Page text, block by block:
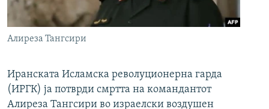
Алиреза Тангсири
Иранската Исламска револуционерна гарда
(ИРГК) ја потврди смртта на командантот
Алиреза Тангсири во израелски воздушен